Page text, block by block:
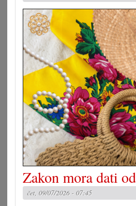
Zakon mora dati
čet, 09/07/2026 - 07:45